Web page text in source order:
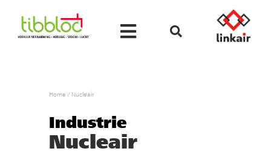
Home / Nucleair
Industrie
Nucleair